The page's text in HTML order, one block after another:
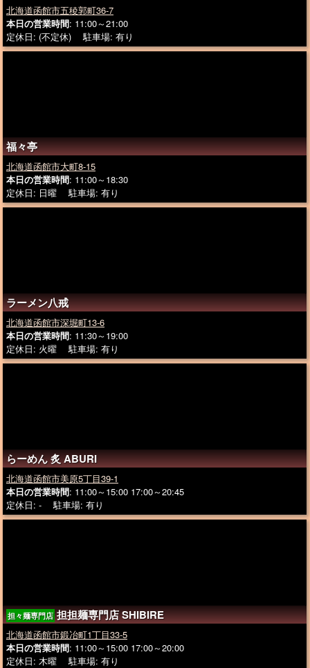
北海道函館市五稜郭町36-7
本日の営業時間: 11:00～21:00
定休日: (不定休) 駐車場: 有り
福々亭
北海道函館市大町8-15
本日の営業時間: 11:00～18:30
定休日: 日曜 駐車場: 有り
ラーメン八戒
北海道函館市深堀町13-6
本日の営業時間: 11:30～19:00
定休日: 火曜 駐車場: 有り
らーめん 炙 ABURI
北海道函館市美原5丁目39-1
本日の営業時間: 11:00～15:00 17:00～20:45
定休日: - 駐車場: 有り
担々麺専門店 担担麺専門店 SHIBIRE
北海道函館市鍛冶町1丁目33-5
本日の営業時間: 11:00～15:00 17:00～20:00
定休日: 木曜 駐車場: 有り